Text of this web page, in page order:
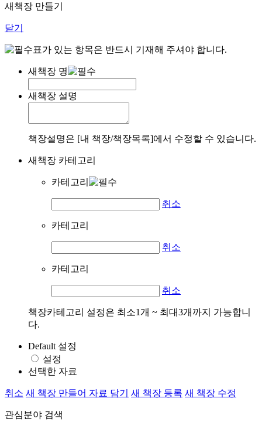
새책장 만들기
닫기
표가 있는 항목은 반드시 기재해 주셔야 합니다.
새책장 명
새책장 설명
책장설명은 [내 책장/책장목록]에서 수정할 수 있습니다.
새책장 카테고리
카테고리
취소
카테고리
취소
카테고리
취소
책장카테고리 설정은 최소1개 ~ 최대3개까지 가능합니
다.
Default 설정
설정
선택한 자료
취소 새 책장 만들어 자료 담기 새 책장 등록 새 책장 수정
관심분야 검색